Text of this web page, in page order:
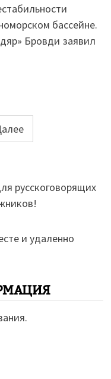
бассейне.
Бровди заявил
русскоговорящих
и удаленно